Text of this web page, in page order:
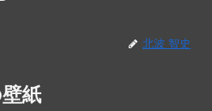
北波 智史
紙